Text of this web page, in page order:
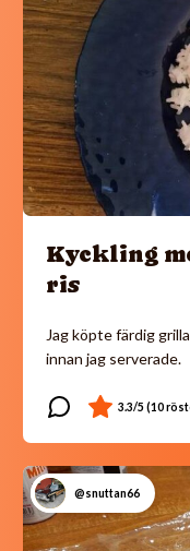
Kyckling
ris
Jag köpte färdig
innan jag serverade.
@snuttan66